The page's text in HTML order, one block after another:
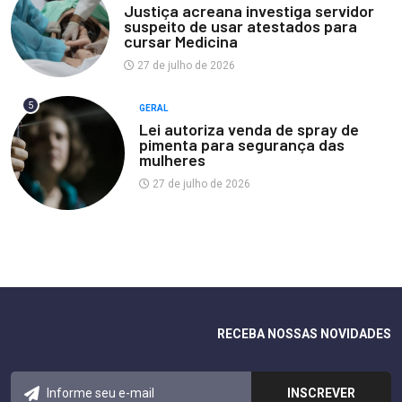
Justiça acreana investiga servidor
suspeito de usar atestados para
cursar Medicina
27 de julho de 2026
5 GERAL
Lei autoriza venda de spray de
pimenta para segurança das
mulheres
27 de julho de 2026
RECEBA NOSSAS NOVIDADES